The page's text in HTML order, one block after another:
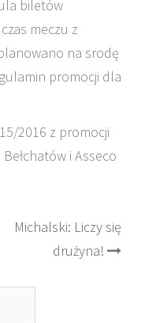
biletów
meczu z
na srodę
promocji dla
2016 z promocji
i Asseco
Michalski: Liczy się
drużyna!